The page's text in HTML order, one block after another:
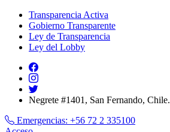
Transparencia Activa
Gobierno Transparente
Ley de Transparencia
Ley del Lobby
Negrete #1401, San Fernando, Chile.
Emergencias: +56 72 2 335100